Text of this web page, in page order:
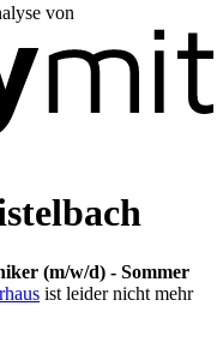
von
(m/w/d) - Sommer
ist leider nicht mehr